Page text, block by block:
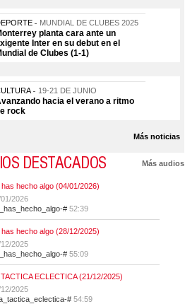
MUNDIAL DE CLUBES 2025
planta cara ante un
Inter en su debut en el
de Clubes (1-1)
19-21 DE JUNIO
hacia el verano a ritmo
rock
Más noticias
DESTACADOS Más audios
hecho algo (04/01/2026)
2026
# 52:39
hecho algo (28/12/2025)
2025
# 55:09
TACTICA ECLECTICA (21/12/2025)
2025
# 54:59